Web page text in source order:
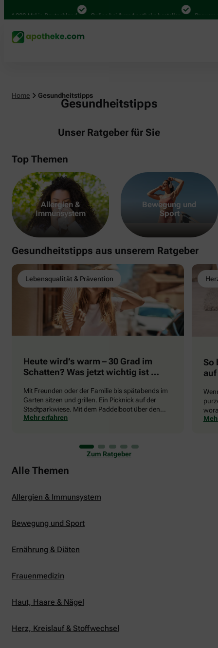
Mal in Deutschland Online bei Ihrer Apotheke bestellen Bequem
Home Gesundheitstipps
Gesundheitstipps
Unser Ratgeber für Sie
Top Themen
Allergien &
Immunsystem
Bewegung und
Sport
Gesundheitstipps aus unserem Ratgeber
Lebensqualität & Prävention
Heute wird’s warm – 30 Grad im
Schatten? Was jetzt wichtig ist …
Mit Freunden oder der Familie bis spätabends im
Garten sitzen und grillen. Ein Picknick auf der
Stadtparkwiese. Mit dem Paddelboot über den
See gleiten oder eine Radtour durch die blühende
er uns auch ganz schön zu schaffen. Wenn die
Temperaturen tagsüber auf mehr als 30 Grad
klettern und uns warme Tropennächte den Schlaf
rauben, sehnen wir uns oft nach einem
Mehr erfahren
So
die
Zum Ratgeber
Alle Themen
Allergien & Immunsystem
Bewegung und Sport
Ernährung & Diäten
Frauenmedizin
Haut, Haare & Nägel
Herz, Kreislauf & Stoffwechsel